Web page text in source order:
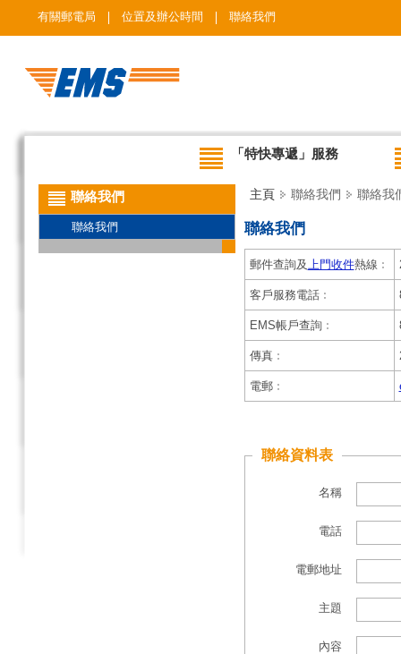
有關郵電局 位置及辦公時間 聯絡我們
「特快專遞」服務
聯絡我們
聯絡我們
主頁 聯絡我們 聯絡我
聯絡我們
郵件查詢及上門收件熱線﹕
客戶服務電話﹕
EMS帳戶查詢﹕
傳真﹕
電郵﹕
聯絡資料表
名稱
電話
電郵地址
主題
內容